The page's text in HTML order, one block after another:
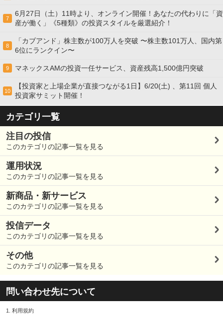
7
6月27日（土）11時より、オンライン開催！あなたの代わりに「資
産が働く」《5種類》の投資スタイルを厳選紹介！
8
「カブアンド」株主数が100万人を突破 〜株主数101万人、国内第
6位にランクイン〜
9 マネックスAMの投資一任サービス、資産残高1,500億円突破
10
【投資家と上場企業が直接つながる1日】6/20(土) 、第11回 個人
投資家サミット開催！
カテゴリ一覧
注目の投信
このカテゴリの記事一覧を見る
運用状況
このカテゴリの記事一覧を見る
新商品・新サービス
このカテゴリの記事一覧を見る
投信データ
このカテゴリの記事一覧を見る
その他
このカテゴリの記事一覧を見る
問い合わせ先について
1. 利用規約